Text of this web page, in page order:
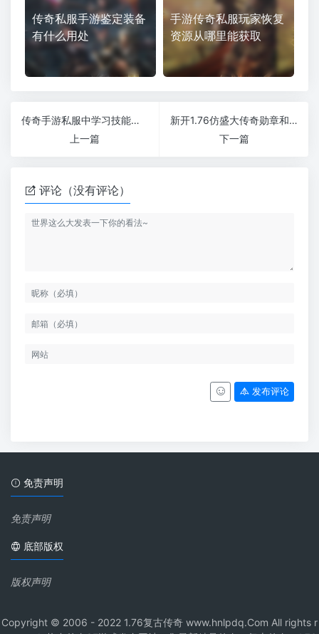
传奇私服手游鉴定装备
有什么用处
手游传奇私服玩家恢复
资源从哪里能获取
传奇手游私服中学习技能有哪些要求
上一篇
新开1.76仿盛大传奇勋章和声望是保持最大的平衡的
下一篇
评论（没有评论）
发布评论
免责声明
免责声明
底部版权
版权声明
Copyright © 2006 - 2022 1.76复古传奇 www.hnlpdq.Com All rights r